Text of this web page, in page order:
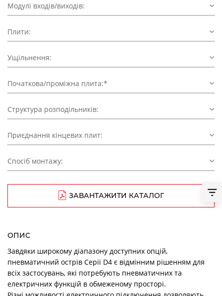
Модулі входів/виходів:
Плити:
Ущільнення:
Початкова/проміжна плита:*
Структура розподільників:
Приєднання кінцевих плит:
Спосіб монтажу:
ЗАВАНТАЖИТИ КАТАЛОГ
ОПИС
Завдяки широкому діапазону доступних опцій,
пневматичний острів Серії D4 є відмінним рішенням для
всіх застосувань, які потребують пневматичних та
електричних функцій в обмеженому просторі.